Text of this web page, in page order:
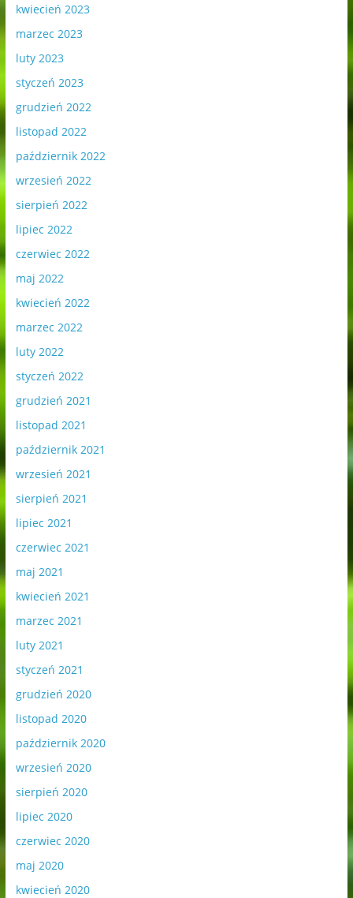
kwiecień 2023
marzec 2023
luty 2023
styczeń 2023
grudzień 2022
listopad 2022
październik 2022
wrzesień 2022
sierpień 2022
lipiec 2022
czerwiec 2022
maj 2022
kwiecień 2022
marzec 2022
luty 2022
styczeń 2022
grudzień 2021
listopad 2021
październik 2021
wrzesień 2021
sierpień 2021
lipiec 2021
czerwiec 2021
maj 2021
kwiecień 2021
marzec 2021
luty 2021
styczeń 2021
grudzień 2020
listopad 2020
październik 2020
wrzesień 2020
sierpień 2020
lipiec 2020
czerwiec 2020
maj 2020
kwiecień 2020